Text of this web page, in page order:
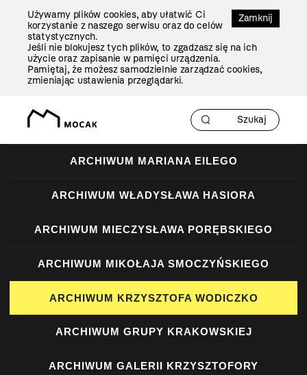
Zamknij
Używamy plików cookies, aby ułatwić Ci
korzystanie z naszego serwisu oraz do celów
statystycznych.
Jeśli nie blokujesz tych plików, to zgadzasz się na ich
użycie oraz zapisanie w pamięci urządzenia.
Pamiętaj, że możesz samodzielnie zarządzać cookies,
zmieniając ustawienia przeglądarki.
ARCHIWUM MARIANA EILEGO
ARCHIWUM WŁADYSŁAWA HASIORA
ARCHIWUM MIECZYSŁAWA PORĘBSKIEGO
ARCHIWUM MIKOŁAJA SMOCZYŃSKIEGO
ARCHIWUM KRZYSZTOFA WODICZKO
ARCHIWUM GRUPY KRAKOWSKIEJ
ARCHIWUM GALERII KRZYSZTOFORY